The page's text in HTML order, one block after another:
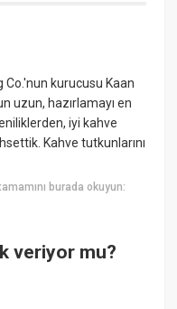
Co.'nun kurucusu Kaan
uzun, hazırlamayı en
iyi kahve
Kahve tutkunlarını
burada okuyun:
veriyor mu?